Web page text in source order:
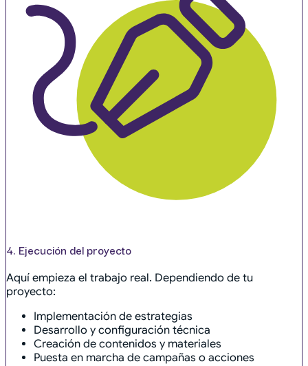
4. Ejecución del proyecto
Aquí empieza el trabajo real. Dependiendo de tu
proyecto:
Implementación de estrategias
Desarrollo y configuración técnica
Creación de contenidos y materiales
Puesta en marcha de campañas o acciones